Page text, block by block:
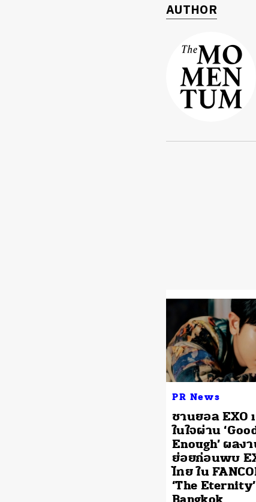
AUTHOR
PR News
ชานยอล EXO
ในใจผ่าน
Enough’ ผลง
ย่อยก่อนพบ
ไทย ใน
‘The